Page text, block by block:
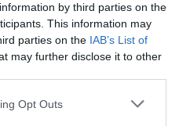
by third parties on the
This information may
parties on the IAB’s List of
may further disclose it to other
Opt Outs
Noto Marina
TARIFFE